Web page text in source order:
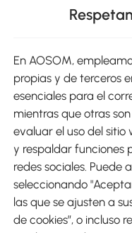
Métodos de Pago
Envíos
En AOSOM,
propias y de terceros
esenciales para el
mientras que otras
evaluar el uso del
y respaldar funciones
redes sociales. Puede
seleccionando
las que se ajusten a
de cookies”, o incluso